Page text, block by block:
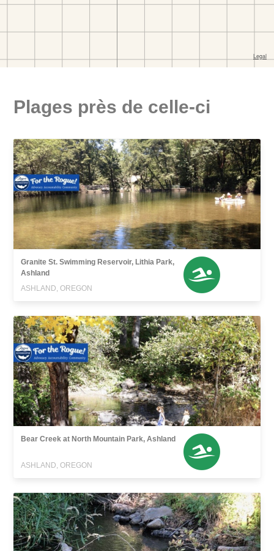
Plages près de celle-ci
Granite St. Swimming Reservoir, Lithia Park,
Ashland
ASHLAND, OREGON
Bear Creek at North Mountain Park, Ashland
ASHLAND, OREGON